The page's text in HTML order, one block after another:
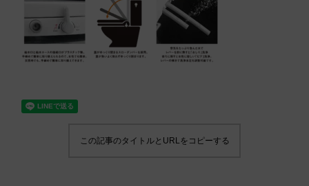
この記事のタイトルとURLをコピーする